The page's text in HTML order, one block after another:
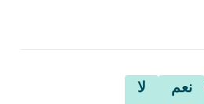
نعم لا